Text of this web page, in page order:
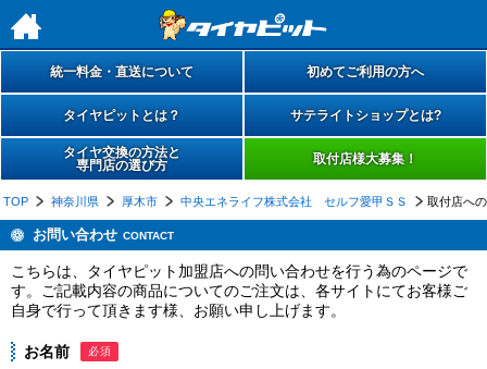
h
統一料金・直送について 初めてご利用の方へ
タイヤピットとは？ サテライトショップとは?
タイヤ交換の方法と
専門店の選び方
取付店様大募集！
TOP 神奈川県 厚木市 中央エネライフ株式会社 セルフ愛甲ＳＳ 取付店へ
お問い合わせ CONTACT
こちらは、タイヤピット加盟店への問い合わせを行う為のページで
す。ご記載内容の商品についてのご注文は、各サイトにてお客様ご
自身で行って頂きます様、お願い申し上げます。
お名前 必須